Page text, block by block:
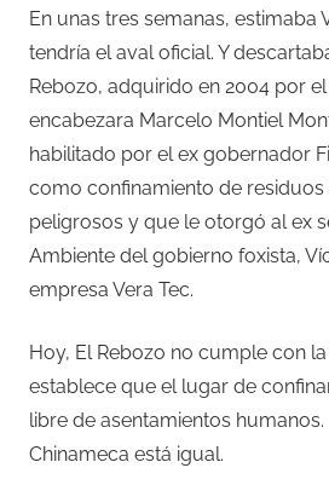
En unas tres semanas, estimaba
tendría el aval oficial. Y
Rebozo, adquirido en 2004 por
encabezara Marcelo Montiel
habilitado por el ex gobernador
como confinamiento de residuos
peligrosos y que le otorgó al ex
Ambiente del gobierno foxista,
empresa Vera Tec.
Hoy, El Rebozo no cumple con
establece que el lugar de
libre de asentamientos
Chinameca está igual.